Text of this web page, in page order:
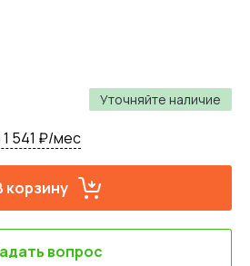
Уточняйте наличие
541 ₽/мес
корзину
вопрос